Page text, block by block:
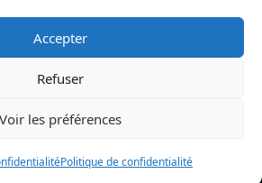
Accepter
Refuser
Voir les préférences
Politique de confidentialité
à La Rochelle et en Charente-